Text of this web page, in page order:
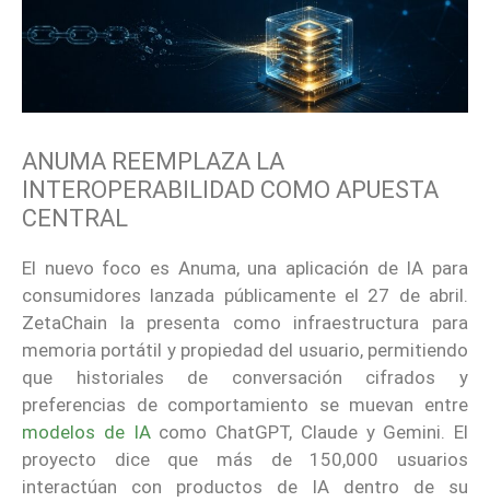
ANUMA REEMPLAZA LA
INTEROPERABILIDAD COMO APUESTA
CENTRAL
El nuevo foco es Anuma, una aplicación de IA para
consumidores lanzada públicamente el 27 de abril.
ZetaChain la presenta como infraestructura para
memoria portátil y propiedad del usuario, permitiendo
que historiales de conversación cifrados y
preferencias de comportamiento se muevan entre
modelos de IAcomo ChatGPT, Claude y Gemini. El
proyecto dice que más de 150,000 usuarios
interactúan con productos de IA dentro de su